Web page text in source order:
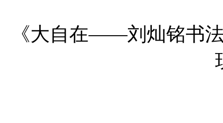
《大自在——刘灿铭书